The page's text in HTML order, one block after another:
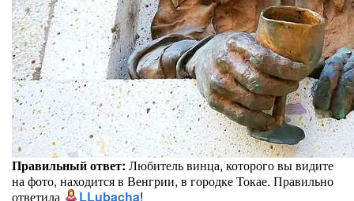
Правильный ответ: Любитель винца, которого вы видите
на фото, находится в Венгрии, в городке Токае. Правильно
ответила
LLubacha!